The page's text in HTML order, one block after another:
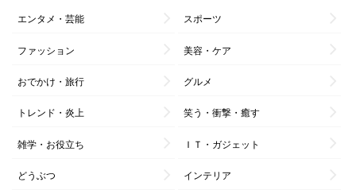
エンタメ・芸能 スポーツ
ファッション 美容・ケア
おでかけ・旅行 グルメ
トレンド・炎上 笑う・衝撃・癒す
雑学・お役立ち ＩＴ・ガジェット
どうぶつ インテリア